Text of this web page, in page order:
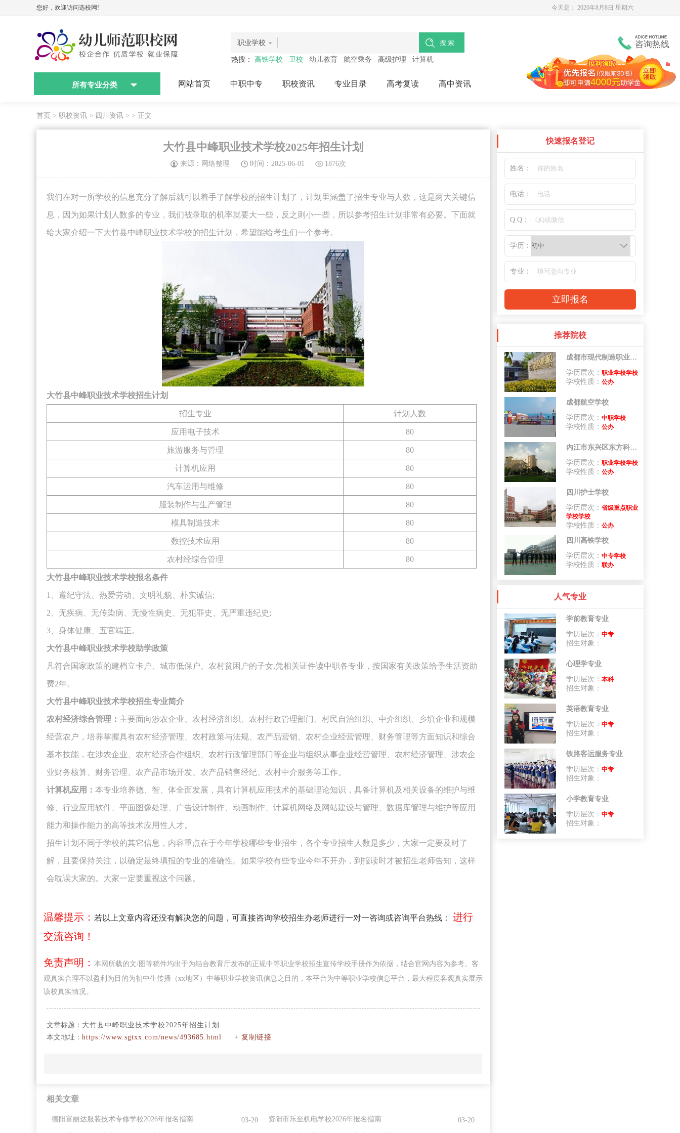
您好，欢迎访问选校网! 今天是： 2026年8月8日 星期六
职业学校
热搜： 高铁学校 卫校 幼儿教育 航空乘务 高级护理 计算机
咨询热线
所有专业分类 网站首页 中职中专 职校资讯 专业目录 高考复读 高中资讯
首页 > 职校资讯 > 四川资讯 > > 正文
大竹县中峰职业技术学校2025年招生计划
来源：网络整理 时间：2025-06-01 1876次
我们在对一所学校的信息充分了解后就可以着手了解学校的招生计划了，计划里涵盖了招生专业与人数，这是两大关键信
息，因为如果计划人数多的专业，我们被录取的机率就要大一些，反之则小一些，所以参考招生计划非常有必要。下面就
给大家介绍一下大竹县中峰职业技术学校的招生计划，希望能给考生们一个参考。
大竹县中峰职业技术学校招生计划
招生专业 计划人数
应用电子技术 80
旅游服务与管理 80
计算机应用 80
汽车运用与维修 80
服装制作与生产管理 80
模具制造技术 80
数控技术应用 80
农村经综合管理 80
大竹县中峰职业技术学校报名条件
1、遵纪守法、热爱劳动、文明礼貌、朴实诚信;
2、无疾病、无传染病、无慢性病史、无犯罪史、无严重违纪史;
3、身体健康、五官端正。
大竹县中峰职业技术学校助学政策
凡符合国家政策的建档立卡户、城市低保户、农村贫困户的子女,凭相关证件读中职各专业，按国家有关政策给予生活资助
费2年。
大竹县中峰职业技术学校招生专业简介
农村经济综合管理： 主要面向涉农企业、农村经济组织、农村行政管理部门、村民自治组织、中介组织、乡填企业和规模
经营农户，培养掌握具有农村经济管理、农村政策与法规、农产品营销、农村企业经营管理、财务管理等方面知识和综合
基本技能，在涉农企业、农村经济合作组织、农村行政管理部门等企业与组织从事企业经营管理、农村经济管理、涉农企
业财务核算、财务管理、农产品市场开发、农产品销售经纪、农村中介服务等工作。
计算机应用： 本专业培养德、智、体全面发展，具有计算机应用技术的基础理论知识，具备计算机及相关设备的维护与维
修、行业应用软件、平面图像处理、广告设计制作、动画制作、计算机网络及网站建设与管理、数据库管理与维护等应用
能力和操作能力的高等技术应用性人才。
招生计划不同于学校的其它信息，内容重点在于今年学校哪些专业招生，各个专业招生人数是多少，大家一定要及时了
解，且要保持关注，以确定最终填报的专业的准确性。如果学校有些专业今年不开办，到报读时才被招生老师告知，这样
会耽误大家的。大家一定要重视这个问题。
温馨提示： 若以上文章内容还没有解决您的问题，可直接咨询学校招生办老师进行一对一咨询或咨询平台热线：
进行
交流咨询！
免责声明： 本网所载的文/图等稿件均出于为结合教育厅发布的正规中等职业学校招生宣传学校手册作为依据，结合官网内容为参考。客
观真实合理不以盈利为目的为初中生传播（xx地区）中等职业学校资讯信息之目的，本平台为中等职业学校信息平台，最大程度客观真实展示
该校真实情况。
文章标题： 大竹县中峰职业技术学校2025年招生计划
本文地址： https://www.sgtxx.com/news/493685.html + 复制链接
相关文章
德阳富丽达服装技术专修学校2026年报名指南 03-20 资阳市乐至机电学校2026年报名指南 03-20
快速报名登记
姓名：
电话：
Q Q：
学历：
专业：
推荐院校
成都市现代制造职业技术学校
学历层次： 职业学校学校
学校性质： 公办
成都航空学校
学历层次： 中职学校
学校性质： 公办
内江市东兴区东方科技职业学校
学历层次： 职业学校学校
学校性质： 公办
四川护士学校
学历层次： 省级重点职业
学校学校
学校性质： 公办
四川高铁学校
学历层次： 中专学校
学校性质： 联办
人气专业
学前教育专业
学历层次： 中专
招生对象：
心理学专业
学历层次： 本科
招生对象：
英语教育专业
学历层次： 中专
招生对象：
铁路客运服务专业
学历层次： 中专
招生对象：
小学教育专业
学历层次： 中专
招生对象：